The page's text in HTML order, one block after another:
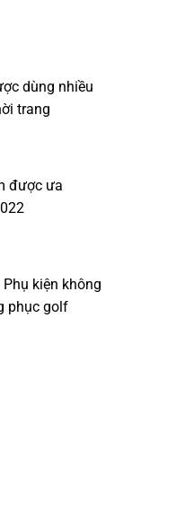
dùng nhiều
trang
được ưa
kiện không
phục golf